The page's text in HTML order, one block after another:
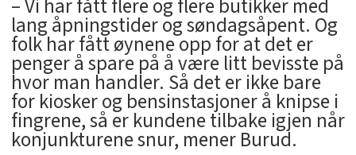
– Vi har fått flere og flere butikker med
lang åpningstider og søndagsåpent. Og
folk har fått øynene opp for at det er
penger å spare på å være litt bevisste på
hvor man handler. Så det er ikke bare
for kiosker og bensinstasjoner å knipse i
fingrene, så er kundene tilbake igjen når
konjunkturene snur, mener Burud.